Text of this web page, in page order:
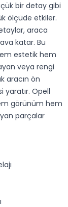
bir detay gibi
ölçüde etkiler.
araca
katar. Bu
estetik hem
veya rengi
aracın ön
Opell
görünüm hem
parçalar